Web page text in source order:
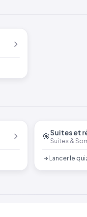
🎯Suites et
Suites &
Lancer le